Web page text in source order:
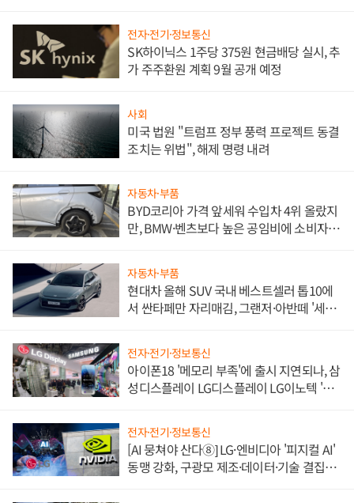
전자·전기·정보통신
SK하이닉스 1주당 375원 현금배당 실시, 추
가 주주환원 계획 9월 공개 예정
사회
미국 법원 "트럼프 정부 풍력 프로젝트 동결
조치는 위법", 해제 명령 내려
자동차·부품
BYD코리아 가격 앞세워 수입차 4위 올랐지
만, BMW·벤츠보다 높은 공임비에 소비자
자동차·부품
현대차 올해 SUV 국내 베스트셀러 톱10에
서 싼타페만 자리매김, 그랜저·아반떼 '세단
전자·전기·정보통신
아이폰18 '메모리 부족'에 출시 지연되나, 삼
성디스플레이 LG디스플레이 LG이노텍 '탈
전자·전기·정보통신
[AI 뭉쳐야 산다⑧] LG·엔비디아 '피지컬 AI'
동맹 강화, 구광모 제조·데이터·기술 결집